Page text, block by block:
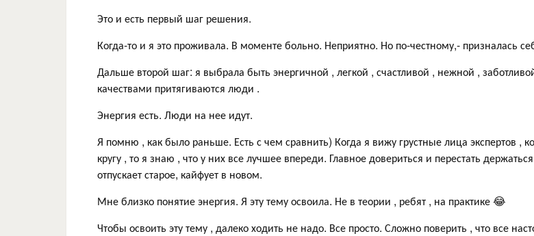
Это и есть первый шаг решения.
Когда-то и я это проживала. В моменте больно. Неприятно. Но по-честному,- призналась
Дальше второй шаг: я выбрала быть энергичной , легкой , счастливой , нежной ,
качествами притягиваются люди .
Энергия есть. Люди на нее идут.
Я помню , как было раньше. Есть с чем сравнить) Когда я вижу грустные лица экспертов ,
кругу , то я знаю , что у них все лучшее впереди. Главное довериться и перестать
отпускает старое, кайфует в новом.
Мне близко понятие энергия. Я эту тему освоила. Не в теории , ребят , на практике 😂
Чтобы освоить эту тему , далеко ходить не надо. Все просто. Сложно поверить , что все